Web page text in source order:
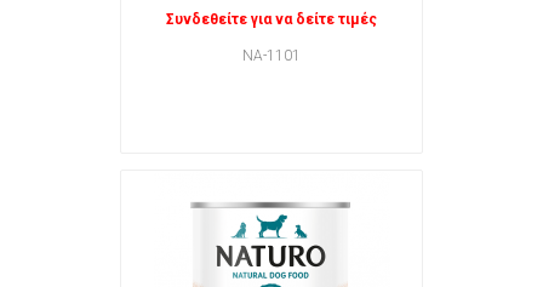
Συνδεθείτε για να δείτε τιμές
NA-1101